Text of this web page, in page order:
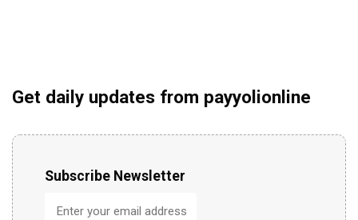
Get daily updates from payyolionline
Subscribe Newsletter